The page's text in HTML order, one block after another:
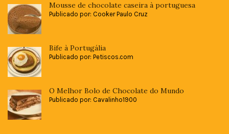
Mousse de chocolate caseira à portuguesa
Publicado por: Cooker Paulo Cruz
Bife à Portugália
Publicado por: Petiscos.com
O Melhor Bolo de Chocolate do Mundo
Publicado por: Cavalinho1900